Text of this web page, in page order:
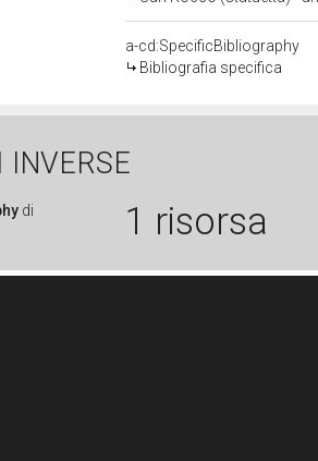
a-cd:SpecificBibliography
Bibliografia specifica
INVERSE
di 1 risorsa